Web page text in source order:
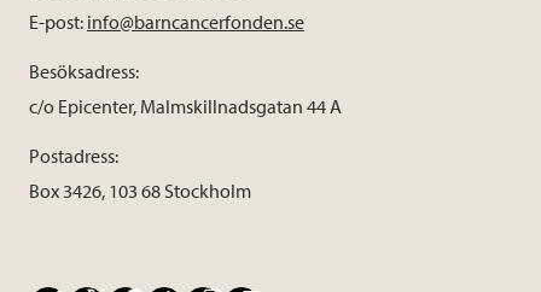
E-post: info@barncancerfonden.se
Besöksadress:
c/o Epicenter, Malmskillnadsgatan 44 A
Postadress:
Box 3426, 103 68 Stockholm